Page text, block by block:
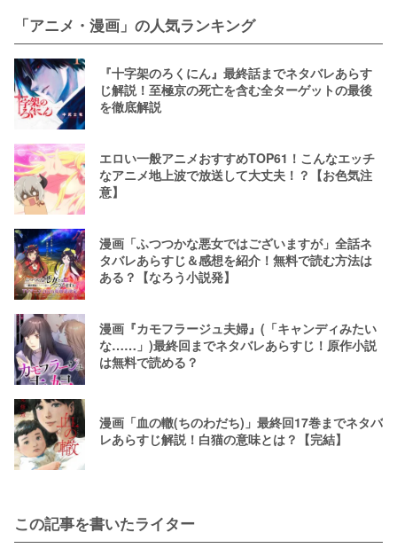
「アニメ・漫画」の人気ランキング
『十字架のろくにん』最終話までネタバレあらす
じ解説！至極京の死亡を含む全ターゲットの最後
を徹底解説
エロい一般アニメおすすめTOP61！こんなエッチ
なアニメ地上波で放送して大丈夫！？【お色気注
意】
漫画「ふつつかな悪女ではございますが」全話ネ
タバレあらすじ＆感想を紹介！無料で読む方法は
ある？【なろう小説発】
漫画『カモフラージュ夫婦』(「キャンディみたい
な……」)最終回までネタバレあらすじ！原作小説
は無料で読める？
漫画「血の轍(ちのわだち)」最終回17巻までネタバ
レあらすじ解説！白猫の意味とは？【完結】
この記事を書いたライター